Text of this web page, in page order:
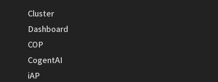
Cluster
Dashboard
COP
CogentAI
iAP